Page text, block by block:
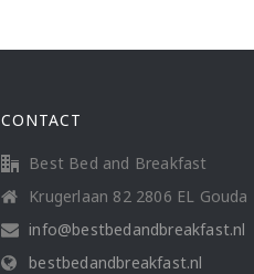
CONTACT
Best Bed and Breakfast
Krugerlaan 82 2806 EL Gouda
info@bestbedandbreakfast.nl
bestbedandbreakfast.nl